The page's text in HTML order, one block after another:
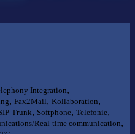
Integration,
, Fax2Mail, Kollaboration,
Trunk, Softphone, Telefonie,
Real-time communication,